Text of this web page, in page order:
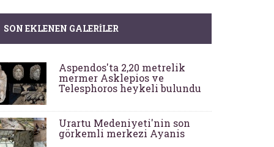
SON EKLENEN GALERILER
Aspendos'ta 2,20 metrelik
mermer Asklepios ve
Telesphoros heykeli bulundu
Urartu Medeniyeti'nin son
görkemli merkezi Ayanis